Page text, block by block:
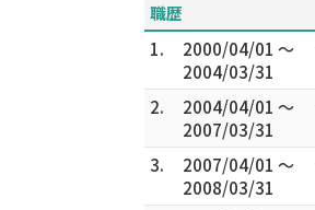
職歴
1.
2000/04/01 ～
2004/03/31
2.
2004/04/01 ～
2007/03/31
3.
2007/04/01 ～
2008/03/31